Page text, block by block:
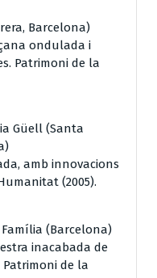
Barcelona)
ondulada i
Patrimoni de la
Güell (Santa
amb innovacions
(2005).
Família (Barcelona)
inacabada de
de la